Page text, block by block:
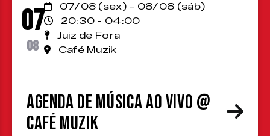
07
08
07/08 (sex) - 08/08 (sáb)
20:30 - 04:00
Juiz de Fora
Café Muzik
Agenda de Música ao Vivo @
Café Muzik